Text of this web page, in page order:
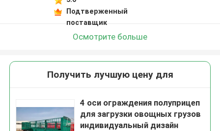
Подтверженный
поставщик
Осмотрите больше
Получить лучшую цену для
4 оси ограждения полуприцеп
для загрузки овощных грузов
индивидуальный дизайн